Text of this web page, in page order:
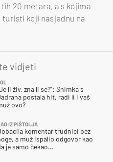
20 metara, a s kojima
turisti koji nasjednu na
vidjeti
li živ, zna li se?": Snimka s
postala hit, radi li i vaš
ovo?
IZ PIŠTOLJA
komentar trudnici bez
a muž ispalio odgovor kao
je samo čekao…